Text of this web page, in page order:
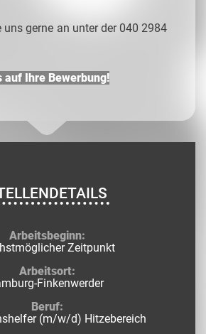
uns gerne an unter der 040 2984
auf Ihre Bewerbung!
Arbeitsbeginn:
Zeitpunkt
Arbeitsort:
Finkenwerder
Beruf:
(m/w/d) Hitzebereich